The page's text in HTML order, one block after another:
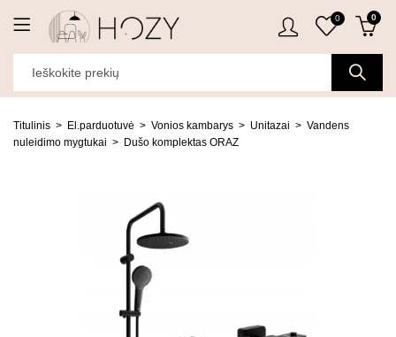
0 0
Titulinis El.parduotuvė Vonios kambarys Unitazai
Vandens
nuleidimo mygtukai
Dušo komplektas ORAZ